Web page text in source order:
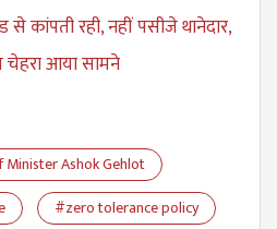
कांपती रही, नहीं पसीजे थानेदार,
चेहरा आया सामने
Minister Ashok Gehlot
#zero tolerance policy